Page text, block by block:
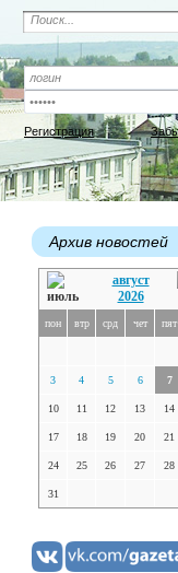
Регистрация
Архив новостей
август
2026
пон втр срд чет пят
3 4 5 6 7
10 11 12 13 14
17 18 19 20 21
24 25 26 27 28
31